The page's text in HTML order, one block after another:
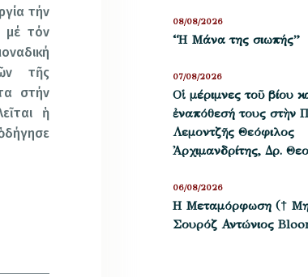
τήν
μέ τόν
τῆς
στήν
ἡ
“Η Μάνα της σιωπής”
08/08/2026
Οἱ μέριμνες τοῦ βίου
ἐναπόθεσή τους στὴν
Λεμοντζῆς Θεόφιλος
Ἀρχιμανδρίτης, Δρ.
07/08/2026
Η Μεταμόρφωση (†
Σουρόζ Αντώνιος
06/08/2026